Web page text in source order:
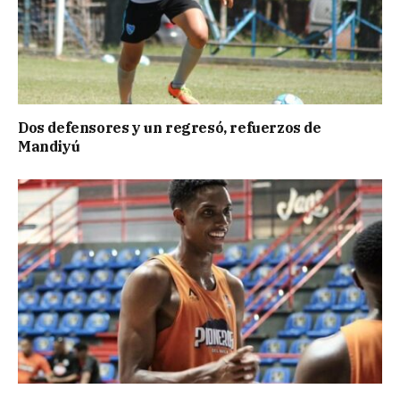
Dos defensores y un regresó, refuerzos de
Mandiyú